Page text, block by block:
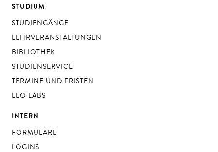
STUDIUM
STUDIENGÄNGE
LEHRVERANSTALTUNGEN
BIBLIOTHEK
STUDIENSERVICE
TERMINE UND FRISTEN
LEO LABS
INTERN
FORMULARE
LOGINS